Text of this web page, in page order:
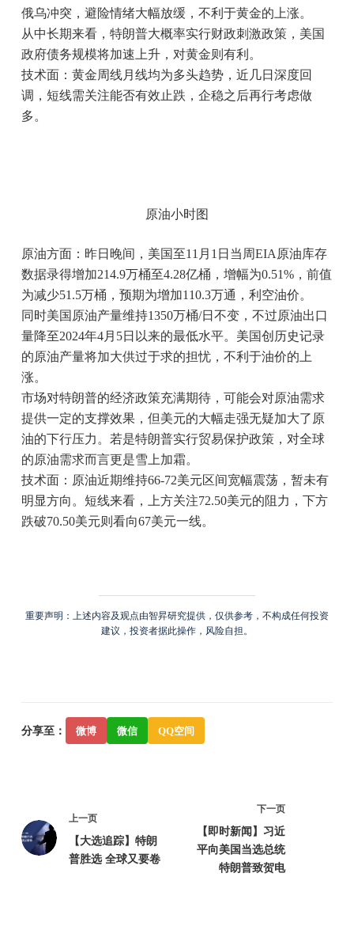
俄乌冲突，避险情绪大幅放缓，不利于黄金的上涨。
从中长期来看，特朗普大概率实行财政刺激政策，美国
政府债务规模将加速上升，对黄金则有利。
技术面：黄金周线月线均为多头趋势，近几日深度回
调，短线需关注能否有效止跌，企稳之后再行考虑做
多。
原油小时图
原油方面：昨日晚间，美国至11月1日当周EIA原油库存
数据录得增加214.9万桶至4.28亿桶，增幅为0.51%，前值
为减少51.5万桶，预期为增加110.3万通，利空油价。
同时美国原油产量维持1350万桶/日不变，不过原油出口
量降至2024年4月5日以来的最低水平。美国创历史记录
的原油产量将加大供过于求的担忧，不利于油价的上
涨。
市场对特朗普的经济政策充满期待，可能会对原油需求
提供一定的支撑效果，但美元的大幅走强无疑加大了原
油的下行压力。若是特朗普实行贸易保护政策，对全球
的原油需求而言更是雪上加霜。
技术面：原油近期维持66-72美元区间宽幅震荡，暂未有
明显方向。短线来看，上方关注72.50美元的阻力，下方
跌破70.50美元则看向67美元一线。
重要声明：上述内容及观点由智昇研究提供，仅供参考，不构成任何投资
建议，投资者据此操作，风险自担。
分享至： 微博 微信 QQ空间
上一页
【大选追踪】特朗
普胜选 全球又要卷
下一页
【即时新闻】习近
平向美国当选总统
特朗普致贺电